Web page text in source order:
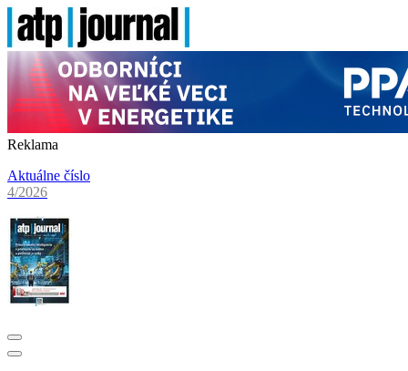
Reklama
Aktuálne číslo
4/2026